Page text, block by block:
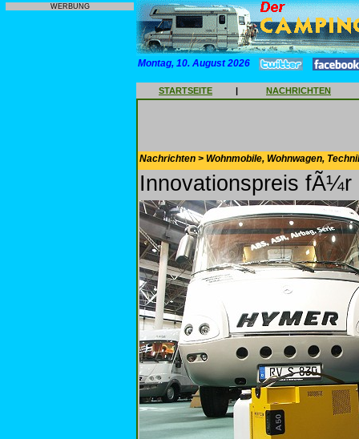
WERBUNG
Montag, 10. August 2026
STARTSEITE | NACHRICHTEN
Nachrichten > Wohnmobile, Wohnwagen,
Innovationspreis fÃ¼r